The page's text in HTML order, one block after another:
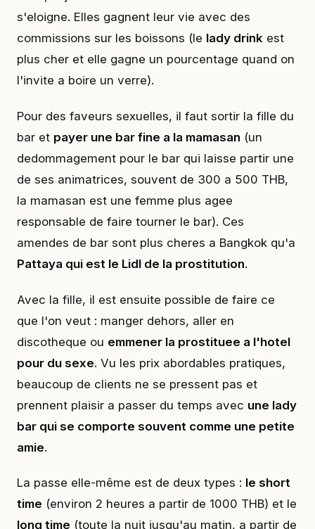
s'eloigne. Elles gagnent leur vie avec des
commissions sur les boissons (le lady drink est
plus cher et elle gagne un pourcentage quand on
l'invite a boire un verre).
Pour des faveurs sexuelles, il faut sortir la fille du
bar et payer une bar fine a la mamasan (un
dedommagement pour le bar qui laisse partir une
de ses animatrices, souvent de 300 a 500 THB,
la mamasan est une femme plus agee
responsable de faire tourner le bar). Ces
amendes de bar sont plus cheres a Bangkok qu'a
Pattaya qui est le Lidl de la prostitution.
Avec la fille, il est ensuite possible de faire ce
que l'on veut : manger dehors, aller en
discotheque ou emmener la prostituee a l'hotel
pour du sexe. Vu les prix abordables pratiques,
beaucoup de clients ne se pressent pas et
prennent plaisir a passer du temps avec une lady
bar qui se comporte souvent comme une petite
amie.
La passe elle-même est de deux types : le short
time (environ 2 heures a partir de 1000 THB) et le
long time (toute la nuit jusqu'au matin, a partir de